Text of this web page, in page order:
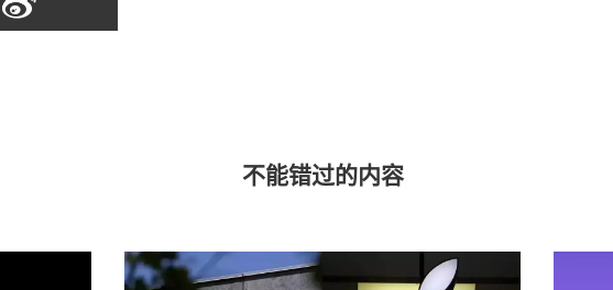
不能错过的内容